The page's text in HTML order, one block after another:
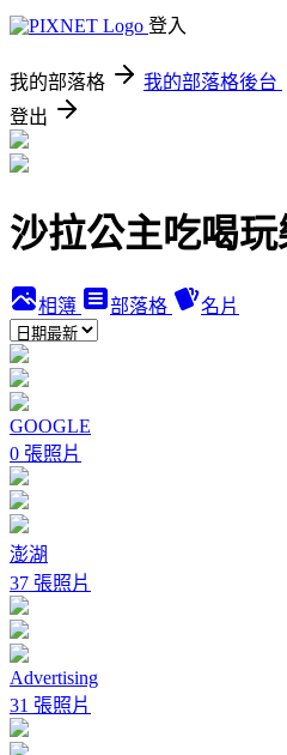
登入
我的部落格 我的部落格後台
登出
沙拉公主吃喝
相簿 部落格 名片
GOOGLE
0 張照片
澎湖
37 張照片
Advertising
31 張照片